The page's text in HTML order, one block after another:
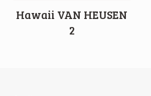
Hawaii VAN HEUSEN
2